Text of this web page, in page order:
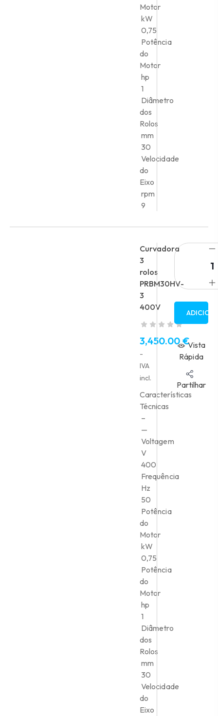
Motor
kW
0,75
Potência
do
Motor
hp
1
Diâmetro
dos
Rolos
mm
30
Velocidade
do
Eixo
rpm
9
Curvadora
3
rolos
PRBM30HV-
3
400V
3,450.00€
-
IVA
incl.
Características
Técnicas
–
—
Voltagem
V
400
Frequência
Hz
50
Potência
do
Motor
kW
0,75
Potência
do
Motor
hp
1
Diâmetro
dos
Rolos
mm
30
Velocidade
do
Eixo
Vista
Rápida
Partilhar